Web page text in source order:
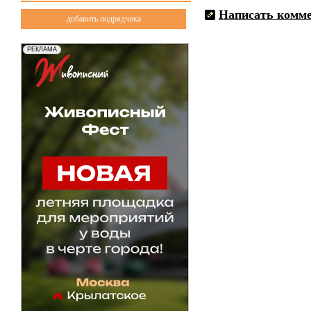
добавить подрядчика Написать